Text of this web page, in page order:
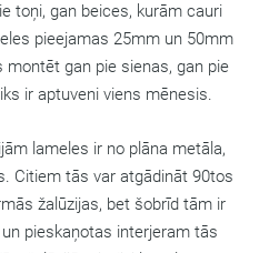
toņi, gan beices, kurām cauri
pieejamas 25mm un 50mm
gan pie sienas, gan pie
ir aptuveni viens mēnesis.
lameles ir no plāna metāla,
Citiem tās var atgādināt 90tos
žalūzijas, bet šobrīd tām ir
pieskaņotas interjeram tās